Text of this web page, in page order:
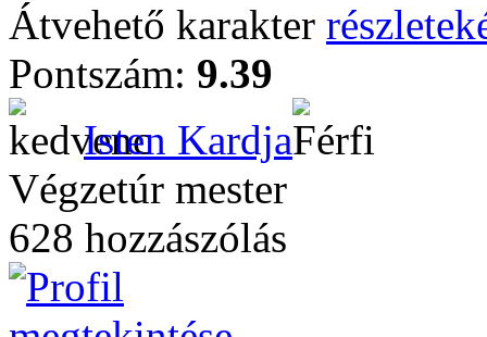
Átvehető karakter
Pontszám: 9.39
Isten Kardja
Végzetúr mester
628 hozzászólás